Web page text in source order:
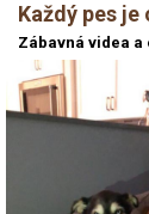
Každý pes
Zábavná videa a